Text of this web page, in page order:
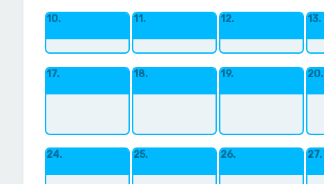
10. 11. 12. 13.
17. 18. 19. 20.
24. 25. 26. 27.